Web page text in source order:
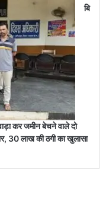
बि
कर जमीन बेचने वाले दो
30 लाख की ठगी का खुलासा